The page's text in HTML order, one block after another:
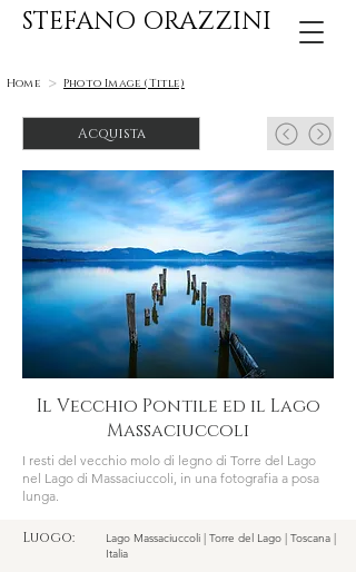
STEFANO ORAZZINI
Home > Photo Image (Title)
Acquista
Il Vecchio Pontile ed il Lago
Massaciuccoli
I resti del vecchio molo di legno di Torre del Lago
nel Lago di Massaciuccoli, in una fotografia a posa
lunga.
Luogo:
Lago Massaciuccoli | Torre del Lago | Toscana |
Italia